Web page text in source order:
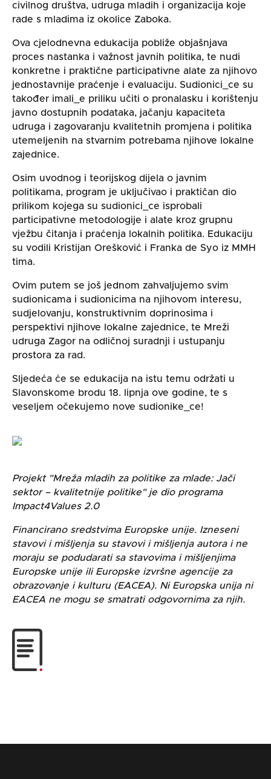
civilnog društva, udruga mladih i organizacija koje
rade s mladima iz okolice Zaboka.
Ova cjelodnevna edukacija pobliže objašnjava
proces nastanka i važnost javnih politika, te nudi
konkretne i praktične participativne alate za njihovo
jednostavnije praćenje i evaluaciju. Sudionici_ce su
također imali_e priliku učiti o pronalasku i korištenju
javno dostupnih podataka, jačanju kapaciteta
udruga i zagovaranju kvalitetnih promjena i politika
utemeljenih na stvarnim potrebama njihove lokalne
zajednice.
Osim uvodnog i teorijskog dijela o javnim
politikama, program je uključivao i praktičan dio
prilikom kojega su sudionici_ce isprobali
participativne metodologije i alate kroz grupnu
vježbu čitanja i praćenja lokalnih politika. Edukaciju
su vodili Kristijan Orešković i Franka de Syo iz MMH
tima.
Ovim putem se još jednom zahvaljujemo svim
sudionicama i sudionicima na njihovom interesu,
sudjelovanju, konstruktivnim doprinosima i
perspektivi njihove lokalne zajednice, te Mreži
udruga Zagor na odličnoj suradnji i ustupanju
prostora za rad.
Sljedeća će se edukacija na istu temu održati u
Slavonskome brodu 18. lipnja ove godine, te s
veseljem očekujemo nove sudionike_ce!
Projekt "Mreža mladih za politike za mlade: Jači
sektor – kvalitetnije politike" je dio programa
Impact4Values 2.0
Financirano sredstvima Europske unije. Izneseni
stavovi i mišljenja su stavovi i mišljenja autora i ne
moraju se podudarati sa stavovima i mišljenjima
Europske unije ili Europske izvršne agencije za
obrazovanje i kulturu (EACEA). Ni Europska unija ni
EACEA ne mogu se smatrati odgovornima za njih.